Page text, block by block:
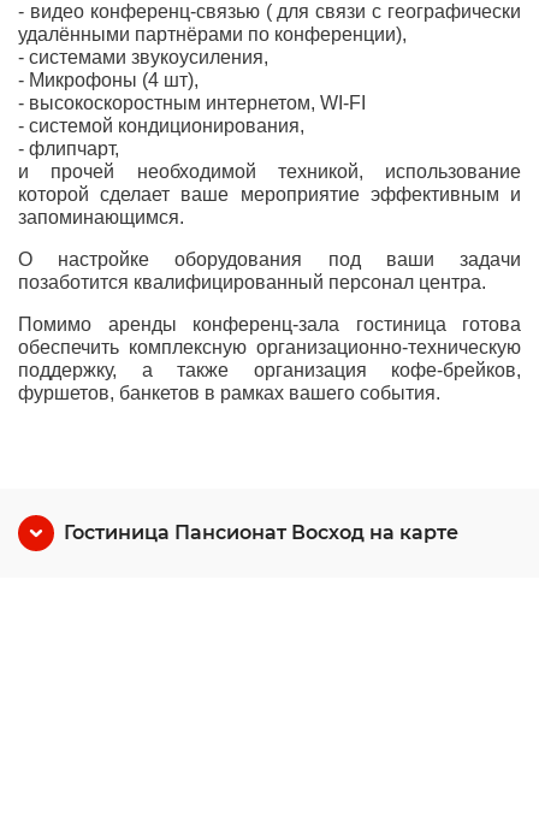
- видео конференц-связью ( для связи с географически
удалёнными партнёрами по конференции),
- системами звукоусиления,
- Микрофоны (4 шт),
- высокоскоростным интернетом, WI-FI
- системой кондиционирования,
- флипчарт,
и прочей необходимой техникой, использование
которой сделает ваше мероприятие эффективным и
запоминающимся.
О настройке оборудования под ваши задачи
позаботится квалифицированный персонал центра.
Помимо аренды конференц-зала гостиница готова
обеспечить комплексную организационно-техническую
поддержку, а также организация кофе-брейков,
фуршетов, банкетов в рамках вашего события.
Гостиница Пансионат Восход на карте